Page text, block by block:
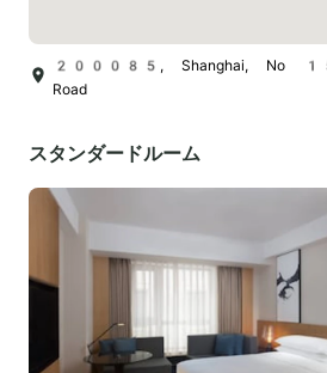
200085, Shanghai, No
Road
スタンダードルーム